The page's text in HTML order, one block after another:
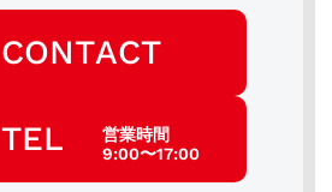
CONTACT
TEL
営業時間
9:00〜17:00